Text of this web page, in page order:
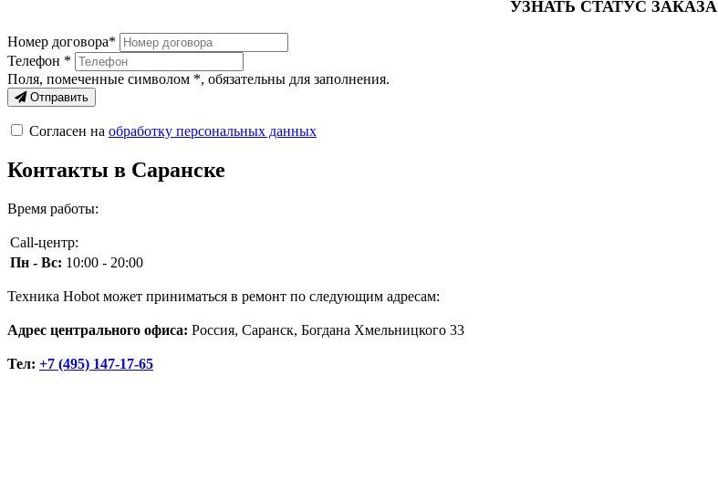
УЗНАТЬ СТАТУС ЗАКАЗА
Номер договора*
Телефон *
Поля, помеченные символом *, обязательны для заполнения.
Отправить
Согласен на обработку персональных данных
Контакты в Саранске
Время работы:
Call-центр:
Пн - Вс: 10:00 - 20:00
Техника Hobot может приниматься в ремонт по следующим адресам:
Адрес центрального офиса: Россия, Саранск, Богдана Хмельницкого 33
Тел: +7 (495) 147-17-65